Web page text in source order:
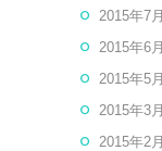
2015年7月
2015年6月
2015年5月
2015年3月
2015年2月